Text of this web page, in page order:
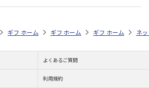
お中元・夏ギフト特集 2026 贈る相手から探す
ギフトストア お中元・夏ギフト特集 2026
ホーム ギフトストア お中元・夏ギフト
ホーム ギフトストア お
ホーム ネ
よくあるご質問
利用規約